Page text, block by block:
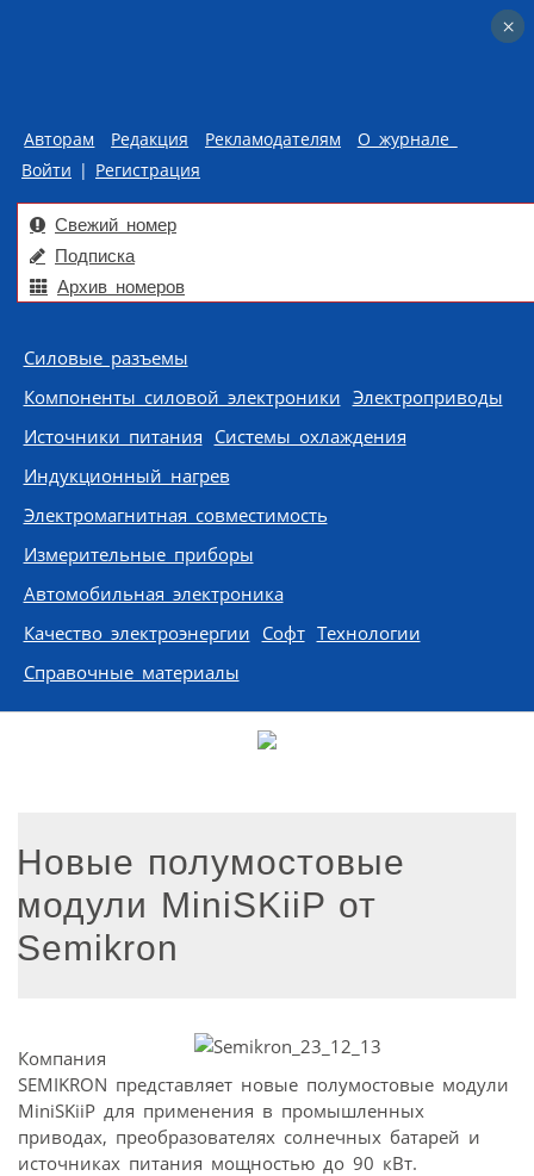
Авторам Редакция Рекламодателям
О журнале
Войти | Регистрация
Свежий номер
Подписка
Архив номеров
Skip to content
Силовые разъемы
Компоненты силовой электроники Электроприводы
Источники питания Системы охлаждения
Индукционный нагрев
Электромагнитная совместимость
Измерительные приборы
Автомобильная электроника
Качество электроэнергии Софт Технологии
Справочные материалы
Новые полумостовые
модули MiniSKiiP от
Semikron
Компания
SEMIKRON представляет новые полумостовые модули
MiniSKiiP для применения в промышленных
приводах, преобразователях солнечных батарей и
источниках питания мощностью до 90 кВт.
×
×